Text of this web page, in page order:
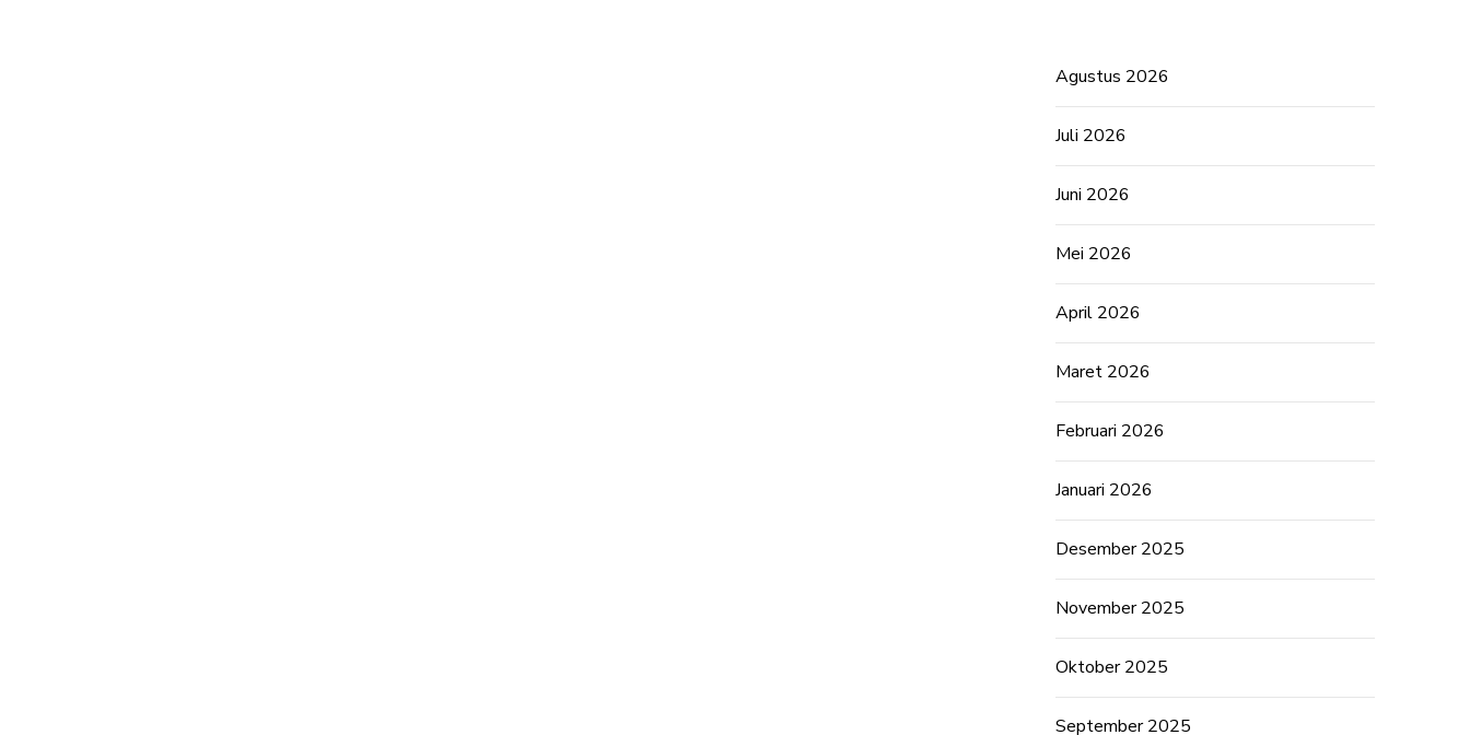
Agustus 2026
Juli 2026
Juni 2026
Mei 2026
April 2026
Maret 2026
Februari 2026
Januari 2026
Desember 2025
November 2025
Oktober 2025
September 2025